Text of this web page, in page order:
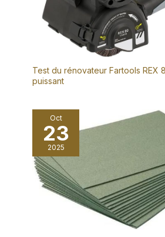
Test du rénovateur Fartools REX
puissant
Oct
23
2025